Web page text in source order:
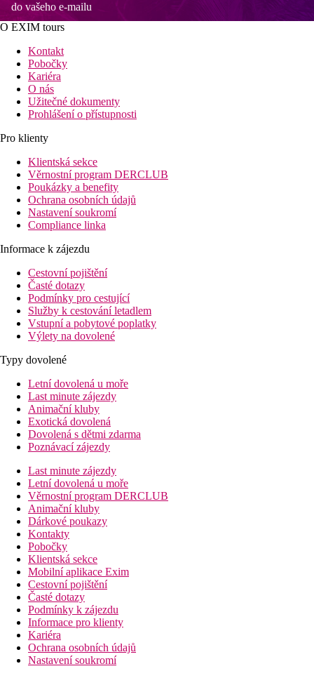
do vašeho e-mailu
O EXIM tours
Kontakt
Pobočky
Kariéra
O nás
Užitečné dokumenty
Prohlášení o přístupnosti
Pro klienty
Klientská sekce
Věrnostní program DERCLUB
Poukázky a benefity
Ochrana osobních údajů
Nastavení soukromí
Compliance linka
Informace k zájezdu
Cestovní pojištění
Časté dotazy
Podmínky pro cestující
Služby k cestování letadlem
Vstupní a pobytové poplatky
Výlety na dovolené
Typy dovolené
Letní dovolená u moře
Last minute zájezdy
Animační kluby
Exotická dovolená
Dovolená s dětmi zdarma
Poznávací zájezdy
Last minute zájezdy
Letní dovolená u moře
Věrnostní program DERCLUB
Animační kluby
Dárkové poukazy
Kontakty
Pobočky
Klientská sekce
Mobilní aplikace Exim
Cestovní pojištění
Časté dotazy
Podmínky k zájezdu
Informace pro klienty
Kariéra
Ochrana osobních údajů
Nastavení soukromí